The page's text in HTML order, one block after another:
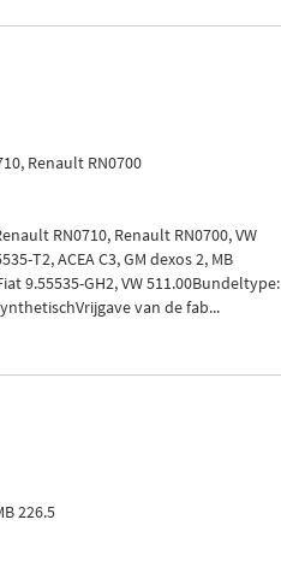
Renault RN0700
RN0710, Renault RN0700, VW
T2, ACEA C3, GM dexos 2, MB
9.55535-GH2, VW 511.00Bundeltype:
van de fab...
226.5